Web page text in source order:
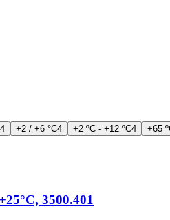
4 +2 / +6 °C4 +2 ºC - +12 ºC4 +65
3500.401